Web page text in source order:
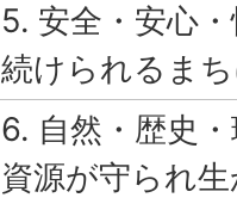
5. 安全・安心
続けられるま
6. 自然・歴史
資源が守られ